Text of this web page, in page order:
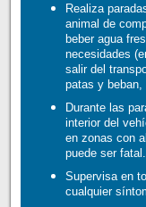
Realiza
animal de
beber agua
necesidades
salir del
patas y beban,
Durante las
interior del
en zonas con
puede ser fatal.
Supervisa en
cualquier